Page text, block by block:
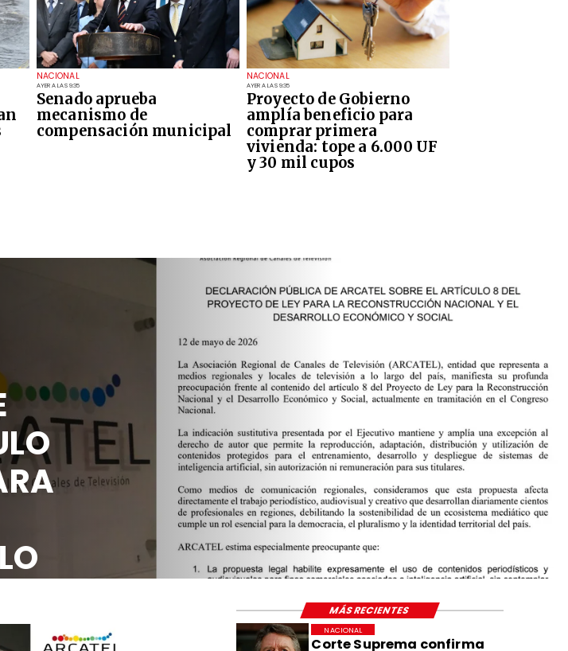
NACIONAL
AYER A LAS 9:35
Senado aprueba
mecanismo de
compensación municipal
NACIONAL
AYER A LAS 9:35
Proyecto de Gobierno
amplía beneficio para
comprar primera
vivienda: tope a 6.000 UF
y 30 mil cupos
Corte Suprema confirma
NACIONAL
MÁS RECIENTES